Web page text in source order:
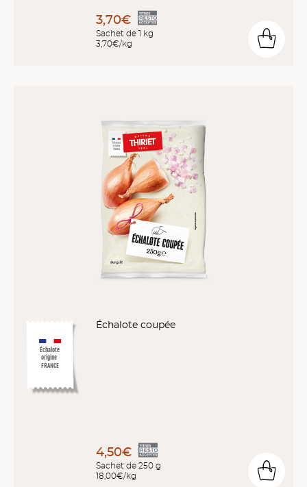
3,70€
Sachet de 1 kg
3,70€/kg
Échalote
origine
FRANCE
Échalote coupée
4,50€
Sachet de 250 g
18,00€/kg